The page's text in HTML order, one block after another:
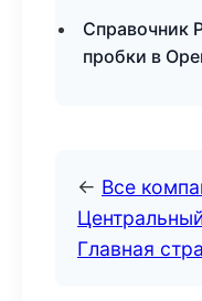
Справочник
пробки в
← Все
Главная